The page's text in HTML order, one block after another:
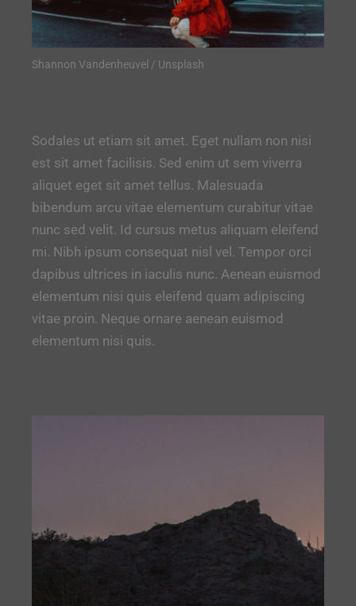
Shannon Vandenheuvel / Unsplash
Sodales ut etiam sit amet. Eget nullam non nisi
est sit amet facilisis. Sed enim ut sem viverra
aliquet eget sit amet tellus. Malesuada
bibendum arcu vitae elementum curabitur vitae
nunc sed velit. Id cursus metus aliquam eleifend
mi. Nibh ipsum consequat nisl vel. Tempor orci
dapibus ultrices in iaculis nunc. Aenean euismod
elementum nisi quis eleifend quam adipiscing
vitae proin. Neque ornare aenean euismod
elementum nisi quis.